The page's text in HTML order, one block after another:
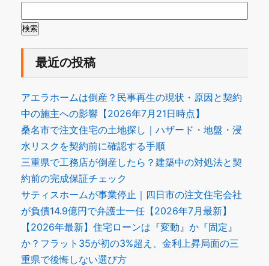
検索
最近の投稿
アエラホームは倒産？民事再生の現状・原因と契約
中の施主への影響【2026年7月21日時点】
桑名市で注文住宅の土地探し｜ハザード・地盤・浸
水リスクを契約前に確認する手順
三重県で工務店が倒産したら？建築中の対処法と契
約前の完成保証チェック
サティスホームが事業停止｜四日市の注文住宅会社
が負債14.9億円で弁護士一任【2026年7月最新】
【2026年最新】住宅ローンは『変動』か『固定』
か？フラット35が初の3%超え、金利上昇局面の三
重県で後悔しない選び方